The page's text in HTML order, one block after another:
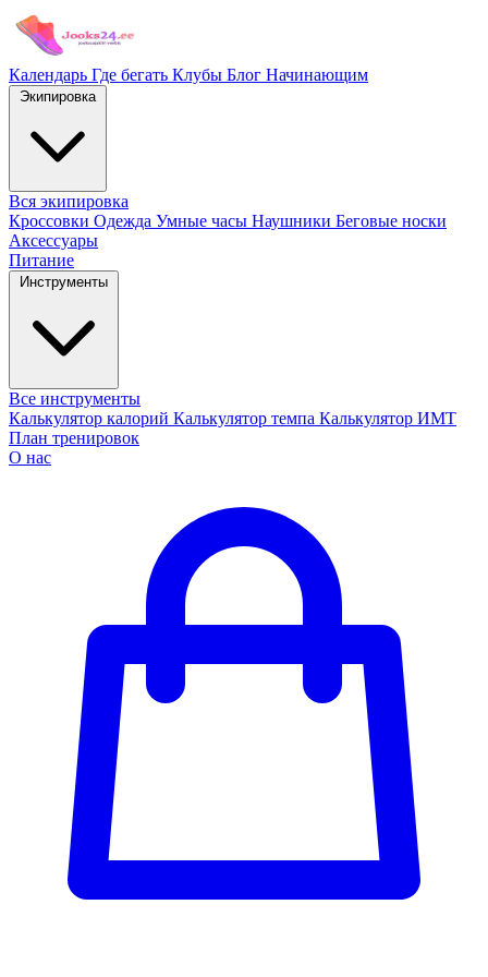
Календарь Где бегать Клубы Блог Начинающим
Экипировка
Вся экипировка
Кроссовки Одежда Умные часы Наушники Беговые носки
Аксессуары
Питание
Все инструменты
Калькулятор калорий Калькулятор темпа Калькулятор ИМТ
План тренировок
О нас